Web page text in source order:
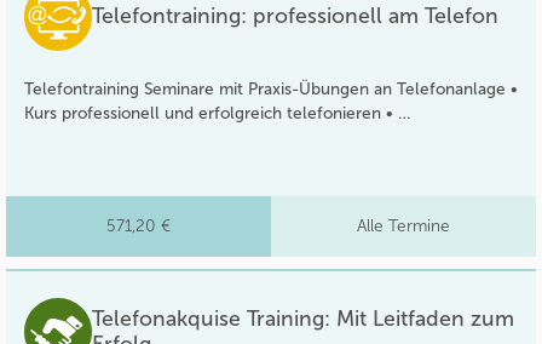
Telefontraining: professionell am Telefon
Telefontraining Seminare mit Praxis-Übungen an Telefonanlage •
Kurs professionell und erfolgreich telefonieren • …
571,20 € Alle Termine
Telefonakquise Training: Mit Leitfaden zum